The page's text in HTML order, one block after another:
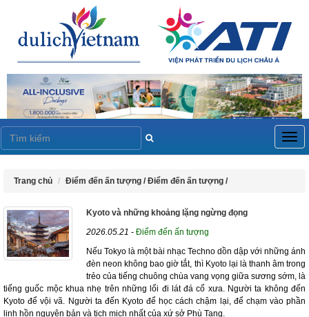
Trang chủ Điểm đến ấn tượng /Điểm đến ấn tượng /
Kyoto và những khoảng lặng ngừng đọng
2026.05.21 - Điểm đến ấn tượng
Nếu Tokyo là một bài nhạc Techno dồn dập với những ánh
đèn neon không bao giờ tắt, thì Kyoto lại là thanh âm trong
trẻo của tiếng chuông chùa vang vọng giữa sương sớm, là
tiếng guốc mộc khua nhẹ trên những lối đi lát đá cổ xưa. Người ta không đến
Kyoto để vội vã. Người ta đến Kyoto để học cách chậm lại, để chạm vào phần
linh hồn nguyên bản và tịch mịch nhất của xứ sở Phù Tang.